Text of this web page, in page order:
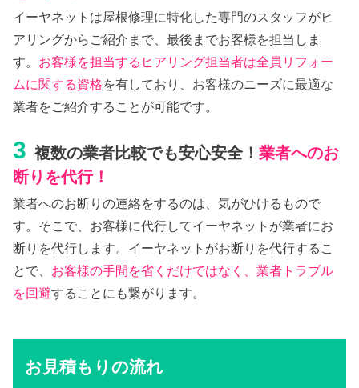
イーヤネットは屋根修理に特化した専門のスタッフがヒ
アリングからご紹介まで、最後までお客様を担当しま
す。 お客様を担当するヒアリング担当者は全員リフォー
ムに関する資格を有しており、お客様のニーズに最適な
業者をご紹介することが可能です。
3 複数の業者比較でも安心安全！業者へのお
断りを代行！
業者へのお断りの連絡をするのは、気がひけるもので
す。そこで、お客様に代行してイーヤネットが業者にお
断りを代行します。イーヤネットがお断りを代行するこ
とで、 お客様の手間を省くだけではなく、業者トラブル
を回避することにも繋がります。
お見積もりの流れ